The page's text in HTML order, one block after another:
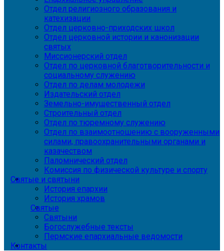
Отдел религиозного образования и
катехизации
Отдел церковно-приходских школ
Отдел церковной истории и канонизации
святых
Миссионерский отдел
Отдел по церковной благотворительности и
социальному служению
Отдел по делам молодежи
Издательский отдел
Земельно-имущественный отдел
Строительный отдел
Отдел по тюремному служению
Отдел по взаимоотношению с вооруженными
силами, правоохранительными органами и
казачеством
Паломнический отдел
Комиссия по физической культуре и спорту
Святые и святыни
История епархии
История храмов
Святые
Святыни
Богослужебные тексты
Пермские епархиальные ведомости
Контакты